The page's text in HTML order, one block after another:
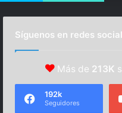
Síguenos en redes
Más de 213K
192k
Seguidores